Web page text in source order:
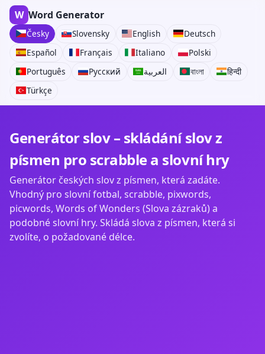
W Word Generator
Česky Slovensky English
Deutsch
Español
Français Italiano
Polski
Português
Русский العربية বাংলা
हिन्दी
Türkçe
Generátor slov – skládání slov z
písmen pro scrabble a slovní hry
Generátor českých slov z písmen, která zadáte.
Vhodný pro slovní fotbal, scrabble, pixwords,
picwords, Words of Wonders (Slova zázraků) a
podobné slovní hry. Skládá slova z písmen, která si
zvolíte, o požadované délce.